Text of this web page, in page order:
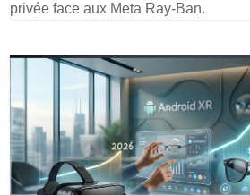
privée face aux Meta Ray-Ban.